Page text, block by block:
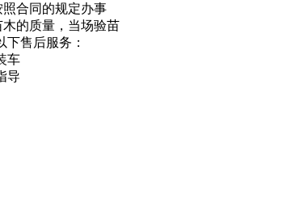
照合同的规定办事
木的质量，当场验苗
下售后服务：
车
导